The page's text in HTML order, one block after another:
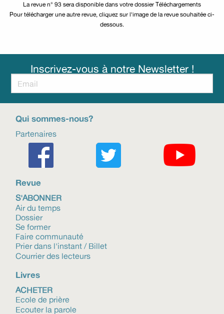
La revue n° 93 sera disponible dans votre dossier Téléchargements
Pour télécharger une autre revue, cliquez sur l'image de la revue souhaitée ci-
dessous.
Inscrivez-vous à notre Newsletter !
Qui sommes-nous?
Partenaires
Revue
S'ABONNER
Air du temps
Dossier
Se former
Faire communauté
Prier dans l'instant / Billet
Courrier des lecteurs
Livres
ACHETER
Ecole de prière
Ecouter la parole